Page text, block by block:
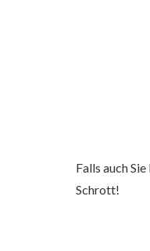
Falls auch
Schrott!